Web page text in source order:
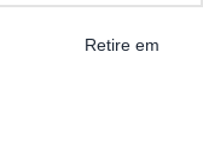
Retire em